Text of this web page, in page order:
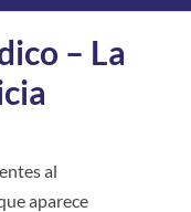
– La
al
aparece